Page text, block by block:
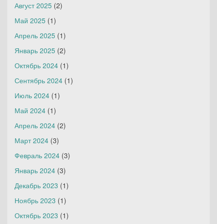
Август 2025 (2)
Май 2025 (1)
Апрель 2025 (1)
Январь 2025 (2)
Октябрь 2024 (1)
Сентябрь 2024 (1)
Июль 2024 (1)
Май 2024 (1)
Апрель 2024 (2)
Март 2024 (3)
Февраль 2024 (3)
Январь 2024 (3)
Декабрь 2023 (1)
Ноябрь 2023 (1)
Октябрь 2023 (1)